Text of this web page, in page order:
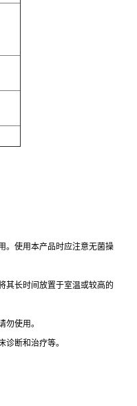
。使用本产品时应注意无菌操
其长时间放置于室温或较高的
勿使用。
诊断和治疗等。